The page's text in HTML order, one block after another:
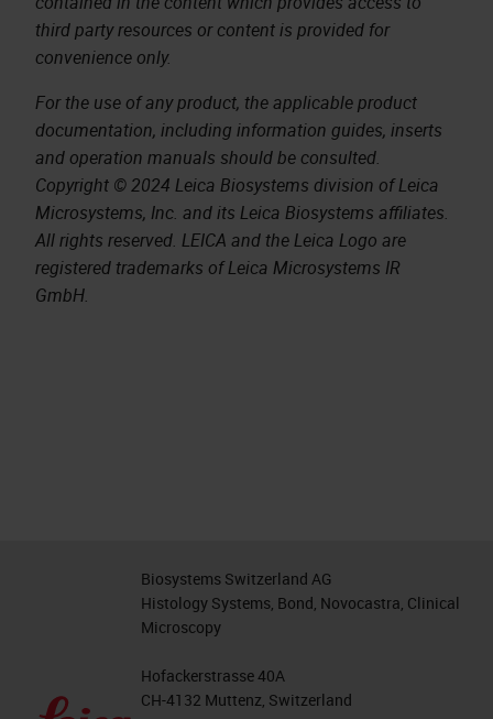
third party resources or content is provided for
convenience only.
For the use of any product, the applicable product
documentation, including information guides, inserts
and operation manuals should be consulted.
Copyright © 2024 Leica Biosystems division of Leica
Microsystems, Inc. and its Leica Biosystems affiliates.
All rights reserved. LEICA and the Leica Logo are
registered trademarks of Leica Microsystems IR
GmbH.
Biosystems Switzerland AG
Histology Systems, Bond, Novocastra, Clinical
Microscopy
Hofackerstrasse 40A
CH-4132 Muttenz, Switzerland